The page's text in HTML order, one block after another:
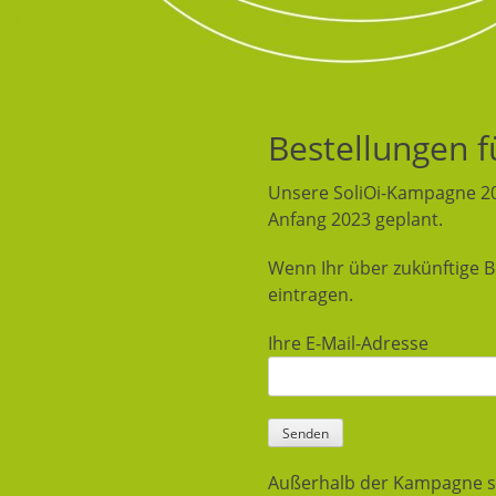
Bestellungen
Unsere SoliOi-Kampagne
Anfang 2023 geplant.
Wenn Ihr über zukünftige
eintragen.
Ihre E-Mail-Adresse
Außerhalb der Kampagne